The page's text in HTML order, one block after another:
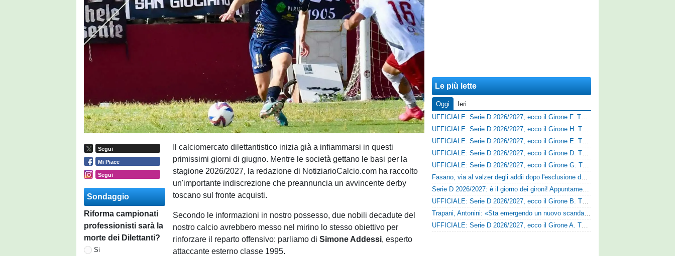
Segui
Mi Piace
Segui
Sondaggio
Riforma campionati
professionisti sarà la
morte dei Dilettanti?
Si
Il calciomercato dilettantistico inizia già a infiammarsi in questi
primissimi giorni di giugno. Mentre le società gettano le basi per la
stagione 2026/2027, la redazione di NotiziarioCalcio.com ha raccolto
un'importante indiscrezione che preannuncia un avvincente derby
toscano sul fronte acquisti.
Secondo le informazioni in nostro possesso, due nobili decadute del
nostro calcio avrebbero messo nel mirino lo stesso obiettivo per
rinforzare il reparto offensivo: parliamo diSimone Addessi, esperto
attaccante esterno classe 1995.
Le più lette
Oggi
Ieri
UFFICIALE: Serie D 2026/2027, ecco il Girone F. Tutte le squadre
UFFICIALE: Serie D 2026/2027, ecco il Girone H. Tutte le squadre
UFFICIALE: Serie D 2026/2027, ecco il Girone E. Tutte le squadre
UFFICIALE: Serie D 2026/2027, ecco il Girone D. Tutte le squadre
UFFICIALE: Serie D 2026/2027, ecco il Girone G. Tutte le squadre
Fasano, via al valzer degli addii dopo l'esclusione dalla Serie D: Salzano verso una big campana
Serie D 2026/2027: è il giorno dei gironi! Appuntamento fissato
UFFICIALE: Serie D 2026/2027, ecco il Girone B. Tutte le squadre
Trapani, Antonini: «Sta emergendo un nuovo scandalo»
UFFICIALE: Serie D 2026/2027, ecco il Girone A. Tutte le squadre